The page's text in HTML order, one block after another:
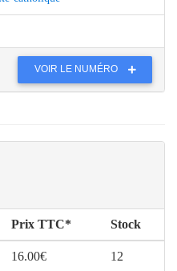
VOIR LE NUMÉRO
Prix TTC* Stock
16.00€ 12